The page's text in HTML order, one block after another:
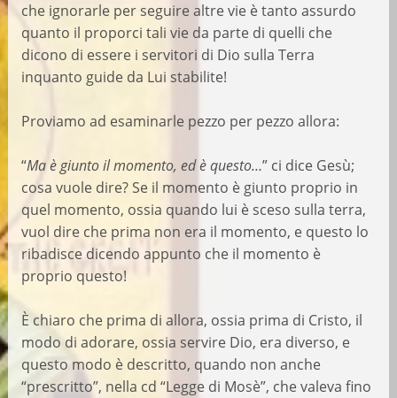
che ignorarle per seguire altre vie è tanto assurdo
quanto il proporci tali vie da parte di quelli che
dicono di essere i servitori di Dio sulla Terra
inquanto guide da Lui stabilite!
Proviamo ad esaminarle pezzo per pezzo allora:
“Ma è giunto il momento, ed è questo…” ci dice Gesù;
cosa vuole dire? Se il momento è giunto proprio in
quel momento, ossia quando lui è sceso sulla terra,
vuol dire che prima non era il momento, e questo lo
ribadisce dicendo appunto che il momento è
proprio questo!
È chiaro che prima di allora, ossia prima di Cristo, il
modo di adorare, ossia servire Dio, era diverso, e
questo modo è descritto, quando non anche
“prescritto”, nella cd “Legge di Mosè”, che valeva fino